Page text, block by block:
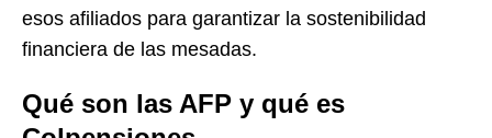
esos afiliados para garantizar la sostenibilidad
financiera de las mesadas.
Qué son las AFP y qué es